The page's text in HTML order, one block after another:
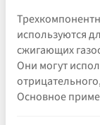
используются
сжигающих
Они могут
Основное